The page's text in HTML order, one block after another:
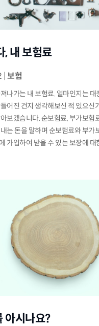
, 내 보험료
보험
나가는 내 보험료. 얼마인지는 대
어진 건지 생각해보신 적 있으신
보겠습니다. 순보험료, 부가보험
는 돈을 말하며 순보험료와 부가
가입하여 받을 수 있는 보장에 대
아시나요?